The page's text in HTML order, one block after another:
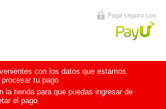
Paga seguro con
con los datos que estamos
tu pago.
la tienda para que puedas ingresar de
el pago.